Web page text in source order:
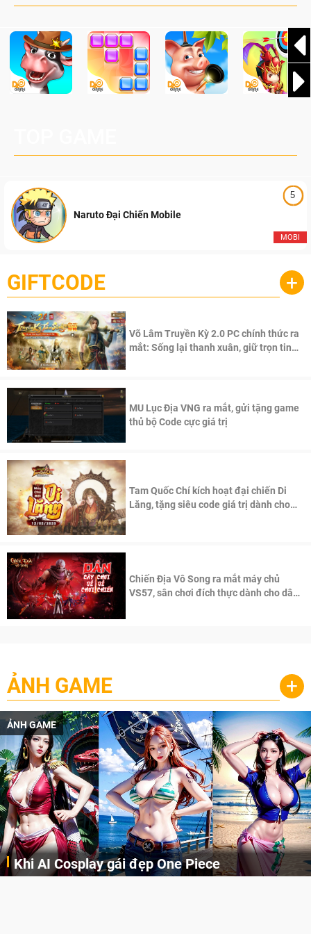
5
MOBI
Naruto Đại Chiến Mobile
GIFTCODE +
Võ Lâm Truyền Kỳ 2.0 PC chính thức ra
mắt: Sống lại thanh xuân, giữ trọn tinh
MU Lục Địa VNG ra mắt, gửi tặng game
thủ bộ Code cực giá trị
Tam Quốc Chí kích hoạt đại chiến Di
Lăng, tặng siêu code giá trị dành cho
Chiến Địa Vô Song ra mắt máy chủ
VS57, sân chơi đích thực dành cho dân
ẢNH GAME +
ẢNH GAME
Khi AI Cosplay gái đẹp One Piece